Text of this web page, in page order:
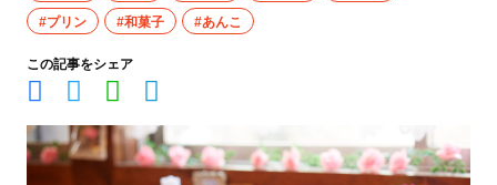
#プリン
#和菓子 #あんこ
この記事をシェア